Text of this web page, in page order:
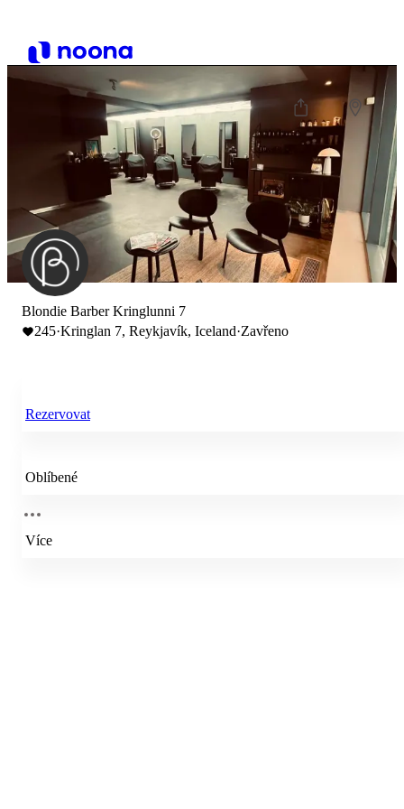
Blondie Barber Kringlunni 7
245·Kringlan 7, Reykjavík, Iceland·Zavřeno
Rezervovat
Oblíbené
Více